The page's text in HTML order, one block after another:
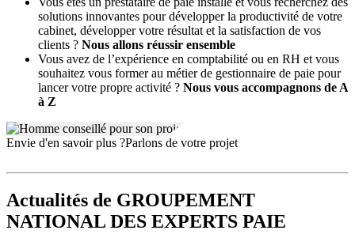
solutions innovantes pour développer la productivité de votre
cabinet, développer votre résultat et la satisfaction de vos
clients ? Nous allons réussir ensemble
Vous avez de l’expérience en comptabilité ou en RH et vous
souhaitez vous former au métier de gestionnaire de paie pour
lancer votre propre activité ? Nous vous accompagnons de A
à Z
Envie d'en savoir plus ?Parlons de votre projet
Actualités de GROUPEMENT
NATIONAL DES EXPERTS PAIE